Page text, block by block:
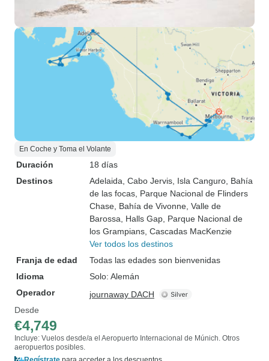
En Coche y Toma el Volante
Duración
18 días
Destinos
Adelaida , Cabo Jervis , Isla Canguro , Bahía
de las focas , Parque Nacional de Flinders
Chase , Bahía de Vivonne , Valle de
Barossa , Halls Gap , Parque Nacional de
los Grampians , Cascadas MacKenzie
Ver todos los destinos
Franja de edad
Todas las edades son bienvenidas
Idioma
Solo: Alemán
Operador
journaway DACH
Desde
€4,749
Incluye: Vuelos desde/a el Aeropuerto Internacional de Múnich. Otros
aeropuertos posibles.